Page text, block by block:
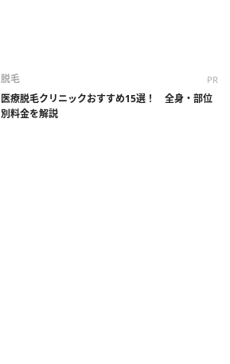
脱毛 PR
医療脱毛クリニックおすすめ15選！ 全身・部位
別料金を解説